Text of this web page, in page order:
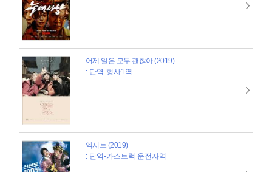
어제 일은 모두 괜찮아 (2019)
: 단역-형사1역
엑시트 (2019)
: 단역-가스트럭 운전자역